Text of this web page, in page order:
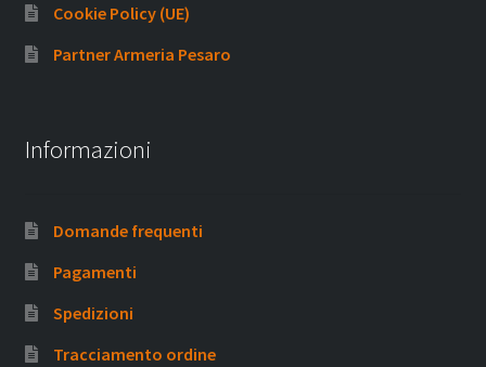
Cookie Policy (UE)
Partner Armeria Pesaro
Informazioni
Domande frequenti
Pagamenti
Spedizioni
Tracciamento ordine